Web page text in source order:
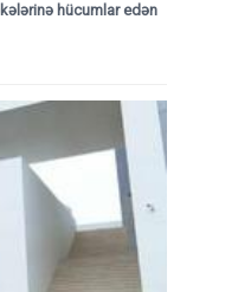
hücumlar edən